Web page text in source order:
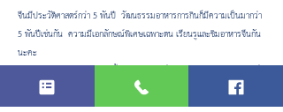
จีนมีประวัติศาสตร์กว่า 5 พันปี  วัฒนธรรมอาหารการกินก็มีความเป็นมากว่า
5 พันปีเช่นกัน  ความมีเอกลักษณ์พิเศษเฉพาะตน เรียนรูและชิมอาหารจีนกัน
นะคะ
เข้าร่วมกิจกรรมไว้ก่อนค่ะ